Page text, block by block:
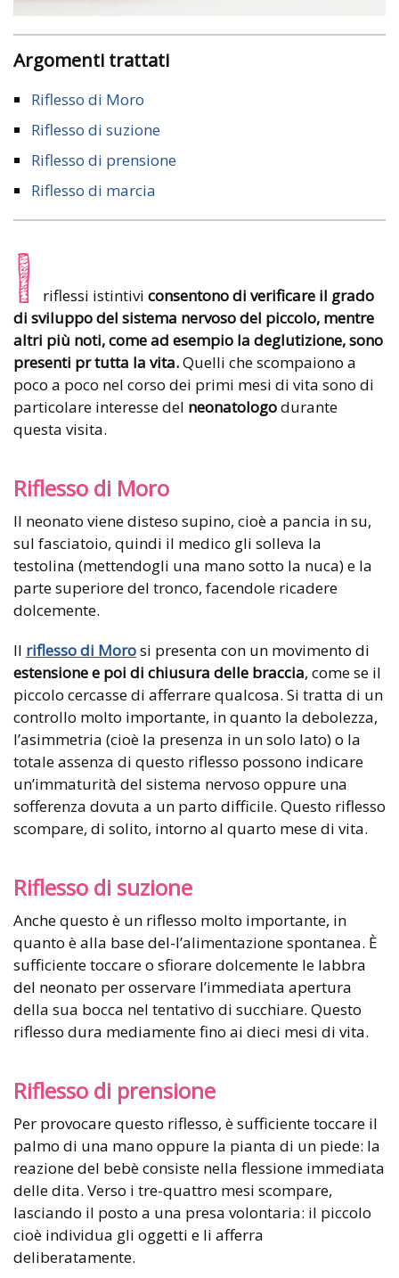
Argomenti trattati
Riflesso di Moro
Riflesso di suzione
Riflesso di prensione
Riflesso di marcia
I riflessi istintivi consentono di verificare il grado
di sviluppo del sistema nervoso del piccolo, mentre
altri più noti, come ad esempio la deglutizione, sono
presenti pr tutta la vita.Quelli che scompaiono a
poco a poco nel corso dei primi mesi di vita sono di
particolare interesse del neonatologodurante
questa visita.
Riflesso di Moro
Il neonato viene disteso supino, cioè a pancia in su,
sul fasciatoio, quindi il medico gli solleva la
testolina (mettendogli una mano sotto la nuca) e la
parte superiore del tronco, facendole ricadere
dolcemente.
Il riflesso di Morosi presenta con un movimento di
estensione e poi di chiusura delle braccia, come se il
piccolo cercasse di afferrare qualcosa. Si tratta di un
controllo molto importante, in quanto la debolezza,
l’asimmetria (cioè la presenza in un solo lato) o la
totale assenza di questo riflesso possono indicare
un’immaturità del sistema nervoso oppure una
sofferenza dovuta a un parto difficile. Questo riflesso
scompare, di solito, intorno al quarto mese di vita.
Riflesso di suzione
Anche questo è un riflesso molto importante, in
quanto è alla base del-l’alimentazione spontanea. È
sufficiente toccare o sfiorare dolcemente le labbra
del neonato per osservare l’immediata apertura
della sua bocca nel tentativo di succhiare. Questo
riflesso dura mediamente fino ai dieci mesi di vita.
Riflesso di prensione
Per provocare questo riflesso, è sufficiente toccare il
palmo di una mano oppure la pianta di un piede: la
reazione del bebè consiste nella flessione immediata
delle dita. Verso i tre-quattro mesi scompare,
lasciando il posto a una presa volontaria: il piccolo
cioè individua gli oggetti e li afferra
deliberatamente.